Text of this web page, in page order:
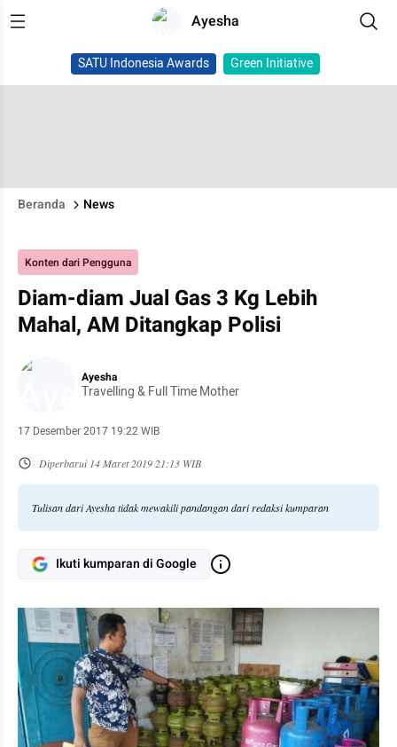
Ayesha
SATU Indonesia Awards Green Initiative
Beranda News
Konten dari Pengguna
Diam-diam Jual Gas 3 Kg Lebih
Mahal, AM Ditangkap Polisi
Ayesha
Travelling & Full Time Mother
17 Desember 2017 19:22 WIB
Diperbarui 14 Maret 2019 21:13 WIB
Tulisan dari Ayesha tidak mewakili pandangan dari redaksi kumparan
Ikuti kumparan di Google